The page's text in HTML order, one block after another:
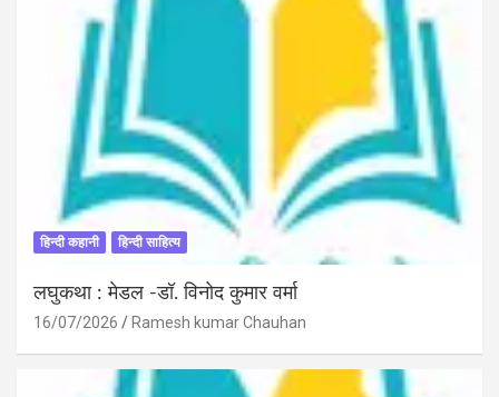
हिन्दी कहानी हिन्दी साहित्य
लघुकथा : मेडल -डॉ. विनोद कुमार वर्मा
16/07/2026 Ramesh kumar Chauhan